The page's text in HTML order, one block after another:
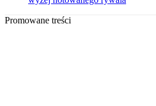
Promowane treści